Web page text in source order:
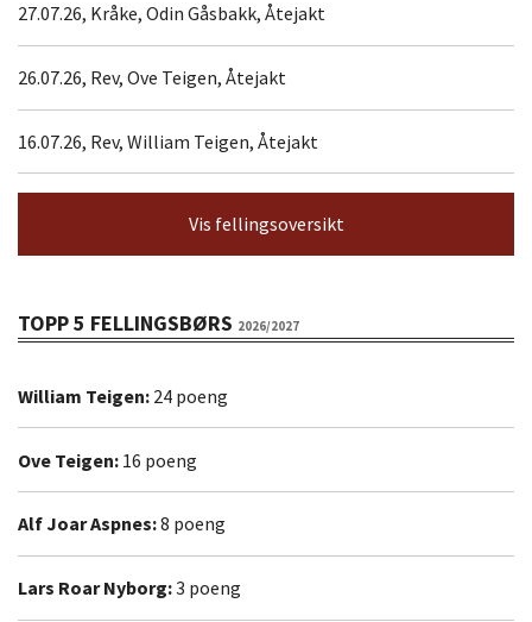
27.07.26, Kråke, Odin Gåsbakk, Åtejakt
26.07.26, Rev, Ove Teigen, Åtejakt
16.07.26, Rev, William Teigen, Åtejakt
Vis fellingsoversikt
TOPP 5 FELLINGSBØRS 2026/2027
William Teigen: 24 poeng
Ove Teigen: 16 poeng
Alf Joar Aspnes:8 poeng
Lars Roar Nyborg:3 poeng